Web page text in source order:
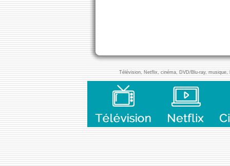
Télévision, Netflix, cinéma, DVD/Blu-ray,